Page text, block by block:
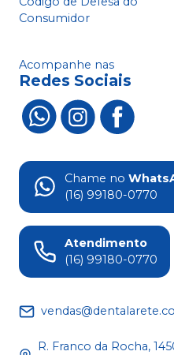
Consumidor
Acompanhe nas
Redes Sociais
Chame no
(16) 99180-0770
Atendimento
(16) 99180-0770
R. Franco da Rocha,